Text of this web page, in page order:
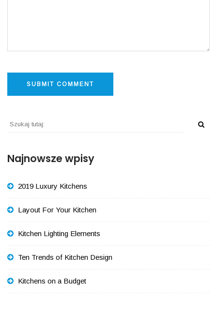
Najnowsze wpisy
2019 Luxury Kitchens
Layout For Your Kitchen
Kitchen Lighting Elements
Ten Trends of Kitchen Design
Kitchens on a Budget